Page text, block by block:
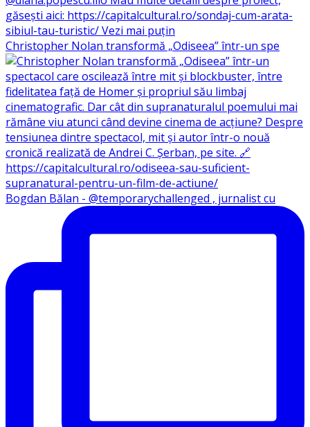
Christopher Nolan transformă „Odiseea” într-un spe
Bogdan Bălan - @temporarychallenged , jurnalist cu